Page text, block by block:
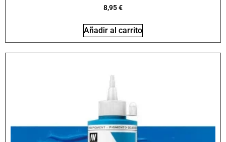
8,95€
Añadir al carrito